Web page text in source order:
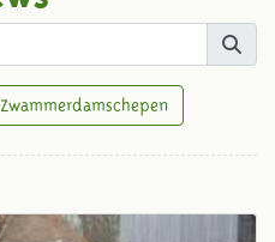
Zwammerdamschepen